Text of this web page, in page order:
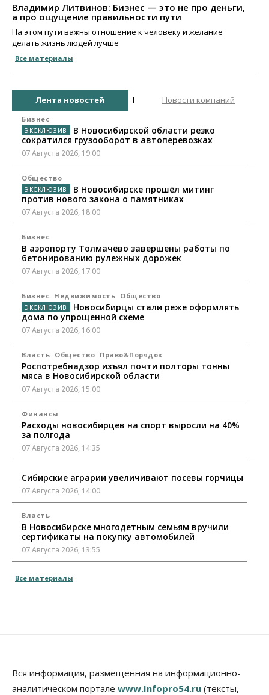
Владимир Литвинов: Бизнес — это не про деньги,
а про ощущение правильности пути
На этом пути важны отношение к человеку и желание
делать жизнь людей лучше
Все материалы
Лента новостей Новости компаний
Бизнес
В Новосибирской области резко
сократился грузооборот в автоперевозках
07 Августа 2026, 19:00
Общество
В Новосибирске прошёл митинг
против нового закона о памятниках
07 Августа 2026, 18:00
Бизнес
В аэропорту Толмачёво завершены работы по
бетонированию рулежных дорожек
07 Августа 2026, 17:00
Бизнес Недвижимость Общество
Новосибирцы стали реже оформлять
дома по упрощенной схеме
07 Августа 2026, 16:00
Власть Общество Право&Порядок
Роспотребнадзор изъял почти полторы тонны
мяса в Новосибирской области
07 Августа 2026, 15:00
Финансы
Расходы новосибирцев на спорт выросли на 40%
за полгода
07 Августа 2026, 14:35
Сибирские аграрии увеличивают посевы горчицы
07 Августа 2026, 14:00
Власть
В Новосибирске многодетным семьям вручили
сертификаты на покупку автомобилей
07 Августа 2026, 13:55
Треть автовладельцев в Новосибирской области
07 Августа 2026, 12:35
Все материалы
Вся информация, размещенная на информационно-
аналитическом портале www.Infopro54.ru (тексты,